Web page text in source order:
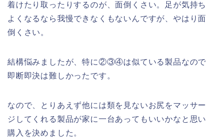
着けたり取ったりするのが、面倒くさい。足が気持ち
よくなるなら我慢できなくもないんですが、やはり面
倒くさい。
結構悩みましたが、特に②③④は似ている製品なので
即断即決は難しかったです。
なので、とりあえず他には類を見ないお尻をマッサー
ジしてくれる製品が家に一台あってもいいかなと思い
購入を決めました。